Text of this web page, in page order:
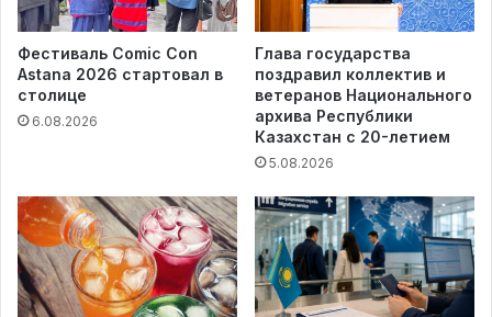
Фестиваль Comic Con
Astana 2026 стартовал в
столице
6.08.2026
Глава государства
поздравил коллектив и
ветеранов Национального
архива Республики
Казахстан с 20-летием
5.08.2026